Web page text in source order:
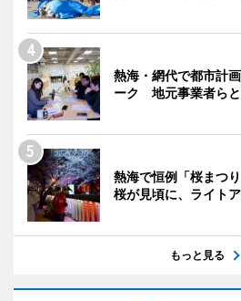
熱海・網代で都市計
ーク 地元事業者ら
熱海で恒例「桜まつ
桜が見頃に、ライト
もっと見る